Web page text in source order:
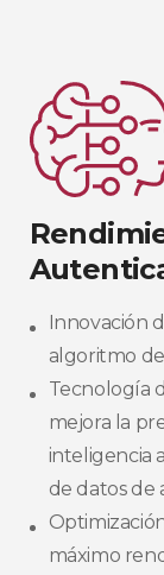
Innovación
algoritmo
Tecnología
mejora la
inteligencia
de datos de
máximo